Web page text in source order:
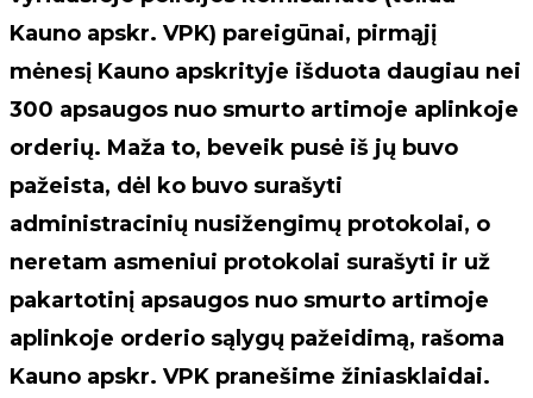
Kauno apskr. VPK) pareigūnai, pirmąjį
mėnesį Kauno apskrityje išduota daugiau nei
300 apsaugos nuo smurto artimoje aplinkoje
orderių. Maža to, beveik pusė iš jų buvo
pažeista, dėl ko buvo surašyti
administracinių nusižengimų protokolai, o
neretam asmeniui protokolai surašyti ir už
pakartotinį apsaugos nuo smurto artimoje
aplinkoje orderio sąlygų pažeidimą, rašoma
Kauno apskr. VPK pranešime žiniasklaidai.